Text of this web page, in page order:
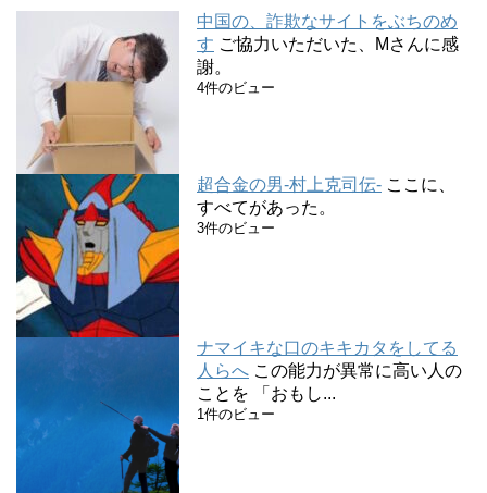
中国の、詐欺なサイトをぶちのめ
す ご協力いただいた、Mさんに感
謝。
4件のビュー
超合金の男-村上克司伝- ここに、
すべてがあった。
3件のビュー
ナマイキな口のキキカタをしてる
人らへ この能力が異常に高い人の
ことを 「おもし...
1件のビュー